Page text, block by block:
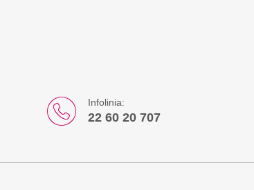
Infolinia:
22 60 20 707